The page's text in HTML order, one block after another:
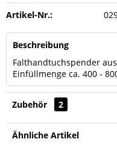
Artikel-Nr.:
Beschreibung
Falthandtuchspender
Einfüllmenge ca. 400 -
Zubehör 2
Ähnliche Artikel